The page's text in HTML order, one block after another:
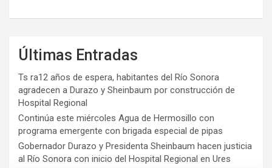
Últimas Entradas
Ts ra12 años de espera, habitantes del Río Sonora
agradecen a Durazo y Sheinbaum por construcción de
Hospital Regional
Continúa este miércoles Agua de Hermosillo con
programa emergente con brigada especial de pipas
Gobernador Durazo y Presidenta Sheinbaum hacen justicia
al Río Sonora con inicio del Hospital Regional en Ures